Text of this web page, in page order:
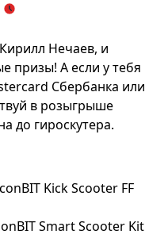
Нечаев, и
призы! А если у тебя
Сбербанка или
в розыгрыше
до гироскутера.
Kick Scooter FF
Smart Scooter Kit